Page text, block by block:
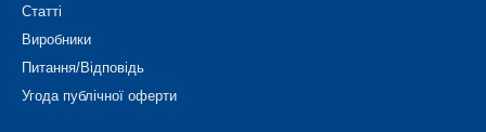
Статті
Виробники
Питання/Відповідь
Угода публічної оферти